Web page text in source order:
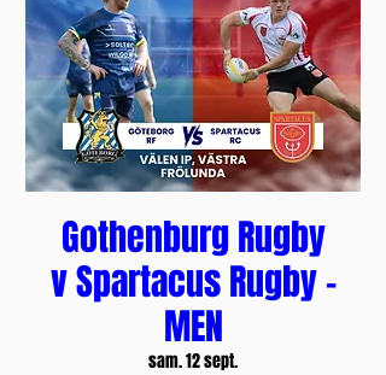
Gothenburg Rugby
v Spartacus Rugby -
MEN
sam. 12 sept.